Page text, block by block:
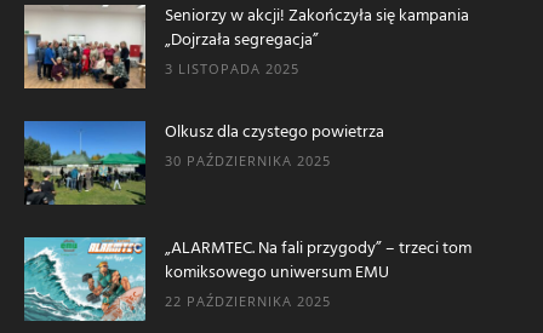
Seniorzy w akcji! Zakończyła się kampania
„Dojrzała segregacja”
3 LISTOPADA 2025
Olkusz dla czystego powietrza
30 PAŹDZIERNIKA 2025
„ALARMTEC. Na fali przygody” – trzeci tom
komiksowego uniwersum EMU
22 PAŹDZIERNIKA 2025